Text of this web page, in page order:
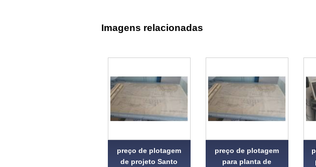
Imagens relacionadas
preço de plotagem
de projeto Santo
preço de plotagem
para planta de